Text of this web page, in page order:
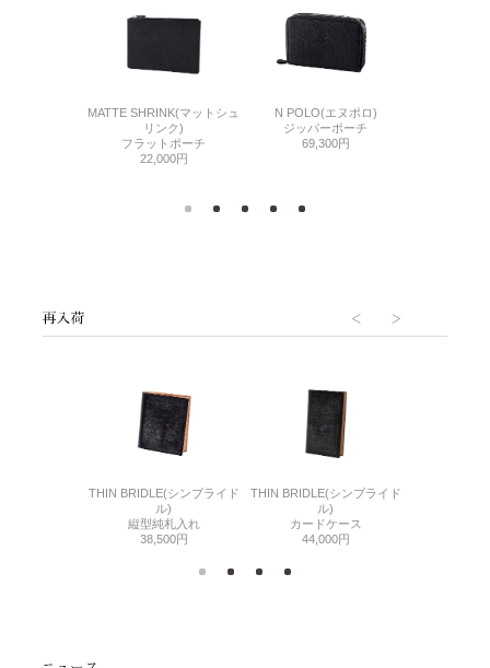
MATTE SHRINK(マットシュ
リンク)
フラットポーチ
22,000円
N POLO(エヌポロ)
ジッパーポーチ
69,300円
THIN BRIDLE(シンブライド
ル)
縦型純札入れ
38,500円
THIN BRIDLE(シンブライド
ル)
カードケース
44,000円